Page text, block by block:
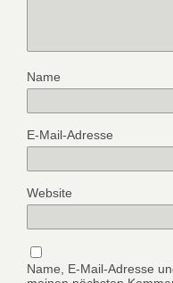
Name
E-Mail-Adresse
Website
Name, E-Mail-Adresse